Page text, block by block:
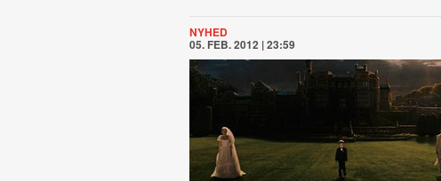
NYHED
05. FEB. 2012 | 23:59